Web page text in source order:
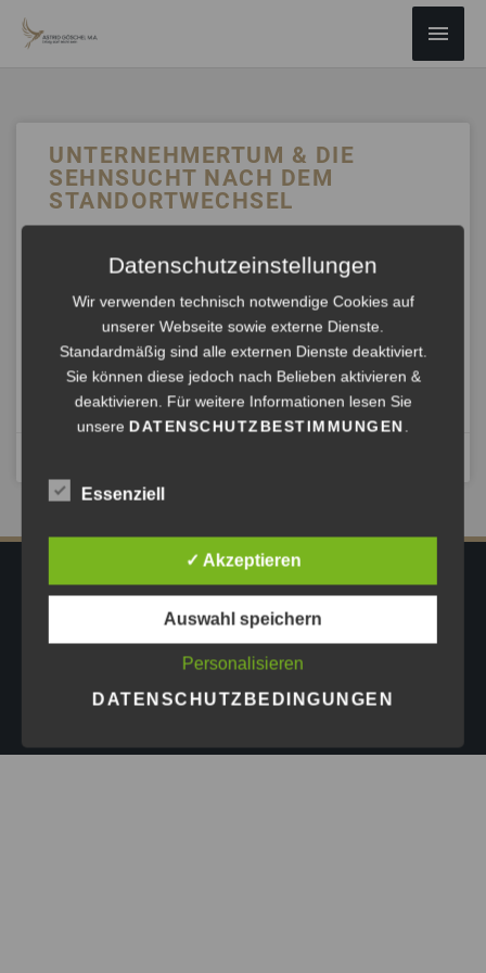
INHALT
UNTERNEHMERTUM & DIE
SEHNSUCHT NACH DEM
STANDORTWECHSEL
vorbereitet aufzumachen, um den Standort zu finden, an
dem sie wirklich leben und wirken wollen – ob am Meer, in
den Bergen oder einfach dort, wo sie sich am freiesten
fühlen.
ANHÖREN »
IMPRESSUM DATENSCHUTZ
AGB
PRESSE
Astrid Göschel M.A. - Erfolg darf leicht
sein.| Design byASKINGG
Datenschutzeinstellungen
Wir verwenden technisch notwendige Cookies auf
unserer Webseite sowie externe Dienste.
Standardmäßig sind alle externen Dienste deaktiviert.
Sie können diese jedoch nach Belieben aktivieren &
deaktivieren. Für weitere Informationen lesen Sie
unsereDATENSCHUTZBESTIMMUNGEN.
Essenziell
✓ Akzeptieren
Auswahl speichern
Personalisieren
DATENSCHUTZBEDINGUNGEN